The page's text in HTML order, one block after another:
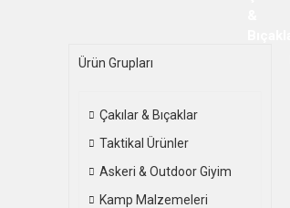
Ürün Grupları
Çakılar & Bıçaklar
Taktikal Ürünler
Askeri & Outdoor Giyim
Kamp Malzemeleri